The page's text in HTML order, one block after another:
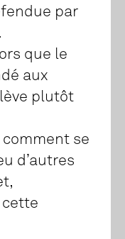
par
que le
aux
plutôt
se
d’autres